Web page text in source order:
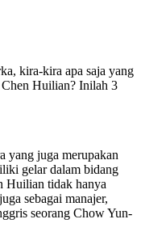
kira-kira apa saja yang
Huilian? Inilah 3
yang juga merupakan
gelar dalam bidang
Huilian tidak hanya
sebagai manajer,
seorang Chow Yun-